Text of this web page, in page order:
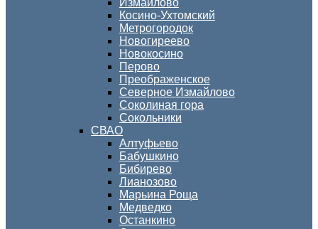
Измайлово
Косино-Ухтомский
Метрогородок
Новогиреево
Новокосино
Перово
Преображенское
Северное Измайлово
Соколиная гора
Сокольники
СВАО
Алтуфьево
Бабушкино
Бибирево
Лианозово
Марьина Роща
Медведко
Останкино